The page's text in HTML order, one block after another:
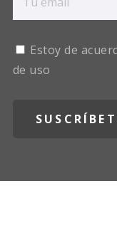
Estoy de
de uso